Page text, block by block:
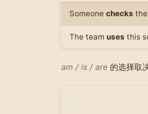
Someone checks
The team uses this
am / is / are 的选择取